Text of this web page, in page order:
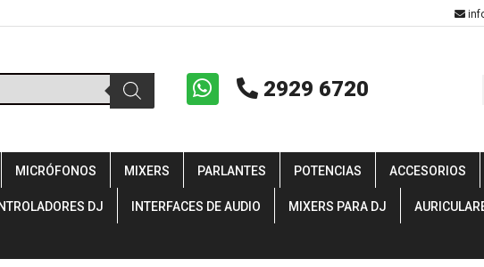
2929 6720
MICRÓFONOS MIXERS PARLANTES POTENCIAS ACCESORIOS
DJ INTERFACES DE AUDIO MIXERS PARA DJ